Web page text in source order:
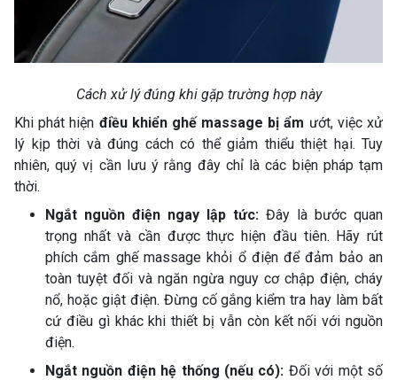
Cách xử lý đúng khi gặp trường hợp này
Khi phát hiện điều khiển ghế massage bị ẩm ướt, việc xử
lý kịp thời và đúng cách có thể giảm thiểu thiệt hại. Tuy
nhiên, quý vị cần lưu ý rằng đây chỉ là các biện pháp tạm
thời.
Ngắt nguồn điện ngay lập tức: Đây là bước quan
trọng nhất và cần được thực hiện đầu tiên. Hãy rút
phích cắm ghế massage khỏi ổ điện để đảm bảo an
toàn tuyệt đối và ngăn ngừa nguy cơ chập điện, cháy
nổ, hoặc giật điện. Đừng cố gắng kiểm tra hay làm bất
cứ điều gì khác khi thiết bị vẫn còn kết nối với nguồn
điện.
Ngắt nguồn điện hệ thống (nếu có): Đối với một số